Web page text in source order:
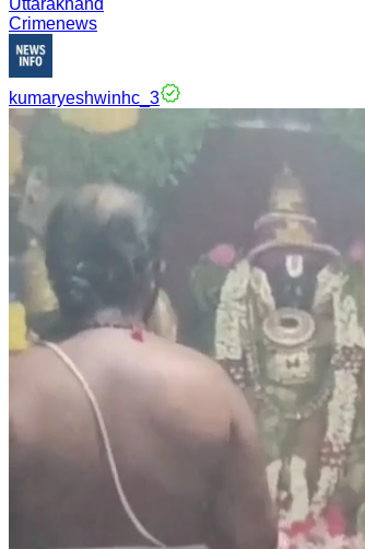
Uttarakhand
Crimenews
kumaryeshwinhc_3